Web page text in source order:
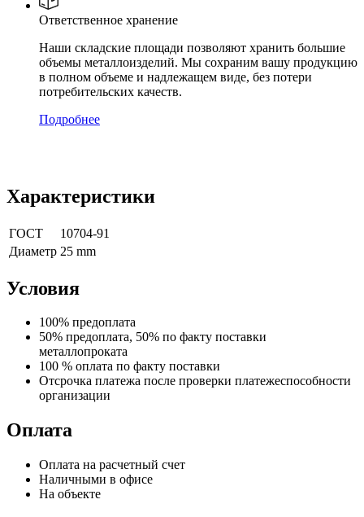
Ответственное хранение
Наши складские площади позволяют хранить большие
объемы металлоизделий. Мы сохраним вашу продукцию
в полном объеме и надлежащем виде, без потери
потребительских качеств.
Подробнее
Характеристики
ГОСТ
10704-91
Диаметр 25 mm
Условия
100% предоплата
50% предоплата, 50% по факту поставки
металлопроката
100 % оплата по факту поставки
Отсрочка платежа после проверки платежеспособности
организации
Оплата
Оплата на расчетный счет
Наличными в офисе
На объекте